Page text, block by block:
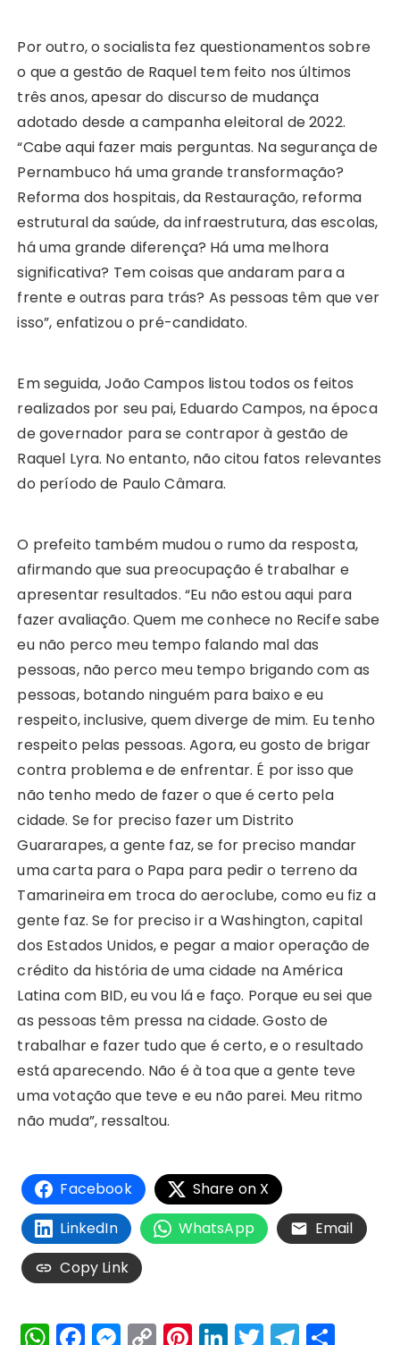
Por outro, o socialista fez questionamentos sobre
o que a gestão de Raquel tem feito nos últimos
três anos, apesar do discurso de mudança
adotado desde a campanha eleitoral de 2022.
“Cabe aqui fazer mais perguntas. Na segurança de
Pernambuco há uma grande transformação?
Reforma dos hospitais, da Restauração, reforma
estrutural da saúde, da infraestrutura, das escolas,
há uma grande diferença? Há uma melhora
significativa? Tem coisas que andaram para a
frente e outras para trás? As pessoas têm que ver
isso”, enfatizou o pré-candidato.
Em seguida, João Campos listou todos os feitos
realizados por seu pai, Eduardo Campos, na época
de governador para se contrapor à gestão de
Raquel Lyra. No entanto, não citou fatos relevantes
do período de Paulo Câmara.
O prefeito também mudou o rumo da resposta,
afirmando que sua preocupação é trabalhar e
apresentar resultados. “Eu não estou aqui para
fazer avaliação. Quem me conhece no Recife sabe
eu não perco meu tempo falando mal das
pessoas, não perco meu tempo brigando com as
pessoas, botando ninguém para baixo e eu
respeito, inclusive, quem diverge de mim. Eu tenho
respeito pelas pessoas. Agora, eu gosto de brigar
contra problema e de enfrentar. É por isso que
não tenho medo de fazer o que é certo pela
cidade. Se for preciso fazer um Distrito
Guararapes, a gente faz, se for preciso mandar
uma carta para o Papa para pedir o terreno da
Tamarineira em troca do aeroclube, como eu fiz a
gente faz. Se for preciso ir a Washington, capital
dos Estados Unidos, e pegar a maior operação de
crédito da história de uma cidade na América
Latina com BID, eu vou lá e faço. Porque eu sei que
as pessoas têm pressa na cidade. Gosto de
trabalhar e fazer tudo que é certo, e o resultado
está aparecendo. Não é à toa que a gente teve
uma votação que teve e eu não parei. Meu ritmo
não muda”, ressaltou.
Facebook
Share on X
LinkedIn
WhatsApp
Email
Copy Link